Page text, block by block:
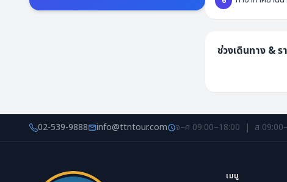
ช่วงเดินทาง & ร
02-539-9888 info@ttntour.com จ–ศ 09:00–18:00 | ส
เมนู